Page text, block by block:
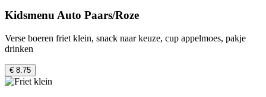
Kidsmenu Auto Paars/Roze
Verse boeren friet klein, snack naar keuze, cup appelmoes, pakje
drinken
€ 8.75